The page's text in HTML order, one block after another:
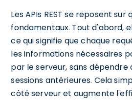
Les APIs REST se reposent
fondamentaux. Tout d'abord,
ce qui signifie que chaque
les informations nécessaires
par le serveur, sans
sessions antérieures. Cela
côté serveur et augmente